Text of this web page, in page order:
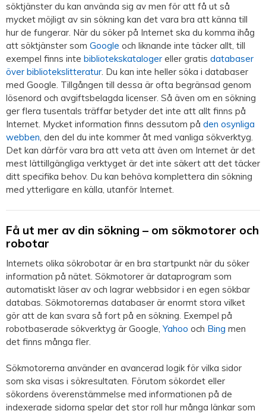
söktjänster du kan använda sig av men för att få ut så
mycket möjligt av sin sökning kan det vara bra att känna till
hur de fungerar. När du söker på Internet ska du komma ihåg
att söktjänster som Google och liknande inte täcker allt, till
exempel finns inte bibliotekskataloger eller gratis databaser
över bibliotekslitteratur. Du kan inte heller söka i databaser
med Google. Tillgången till dessa är ofta begränsad genom
lösenord och avgiftsbelagda licenser. Så även om en sökning
ger flera tusentals träffar betyder det inte att allt finns på
Internet. Mycket information finns dessutom på den osynliga
webben, den del du inte kommer åt med vanliga sökverktyg.
Det kan därför vara bra att veta att även om Internet är det
mest lättillgängliga verktyget är det inte säkert att det täcker
ditt specifika behov. Du kan behöva komplettera din sökning
med ytterligare en källa, utanför Internet.
Få ut mer av din sökning – om sökmotorer och
robotar
Internets olika sökrobotar är en bra startpunkt när du söker
information på nätet. Sökmotorer är dataprogram som
automatiskt läser av och lagrar webbsidor i en egen sökbar
databas. Sökmotorernas databaser är enormt stora vilket
gör att de kan svara så fort på en sökning. Exempel på
robotbaserade sökverktyg är Google,Yahoo och Bing men
det finns många fler.
Sökmotorerna använder en avancerad logik för vilka sidor
som ska visas i sökresultaten. Förutom sökordet eller
sökordens överenstämmelse med informationen på de
indexerade sidorna spelar det stor roll hur många länkar som